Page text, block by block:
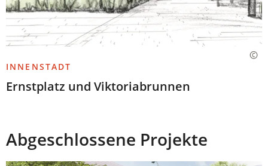
INNENSTADT
Ernstplatz und Viktoriabrunnen
Abgeschlossene Projekte